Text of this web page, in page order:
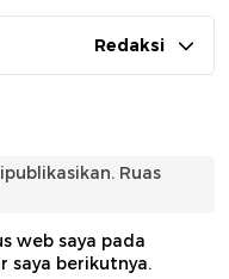
Redaksi
Ruas
web saya pada
saya berikutnya.